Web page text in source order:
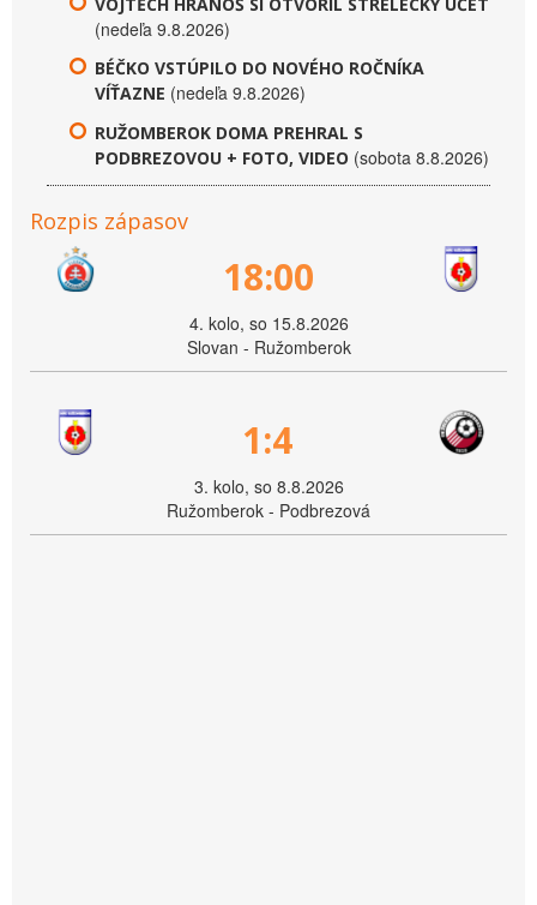
(nedeľa 9.8.2026)
BÉČKO VSTÚPILO DO NOVÉHO ROČNÍKA
VÍŤAZNE (nedeľa 9.8.2026)
RUŽOMBEROK DOMA PREHRAL S
PODBREZOVOU + FOTO, VIDEO (sobota 8.8.2026)
Rozpis zápasov
18:00
4. kolo, so 15.8.2026
Slovan - Ružomberok
1:4
3. kolo, so 8.8.2026
Ružomberok - Podbrezová